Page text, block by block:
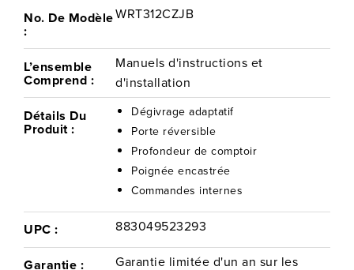
No. De Modèle
:
WRT312CZJB
L’ensemble
Comprend :
Manuels d'instructions et
d'installation
Détails Du
Produit :
Dégivrage adaptatif
Porte réversible
Profondeur de comptoir
Poignée encastrée
Commandes internes
UPC : 883049523293
Garantie : Garantie limitée d'un an sur les